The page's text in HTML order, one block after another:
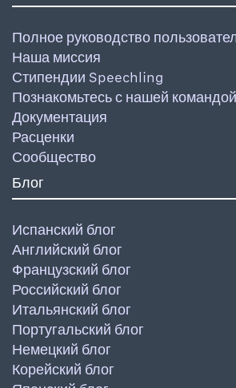
Полное руководство
Наша миссия
Стипендии Speechling
Познакомьтесь с нашей командой
Документация
Расценки
Сообщество
Блог
Испанский блог
Английский блог
Французский блог
Российский блог
Итальянский блог
Португальский блог
Немецкий блог
Корейский блог